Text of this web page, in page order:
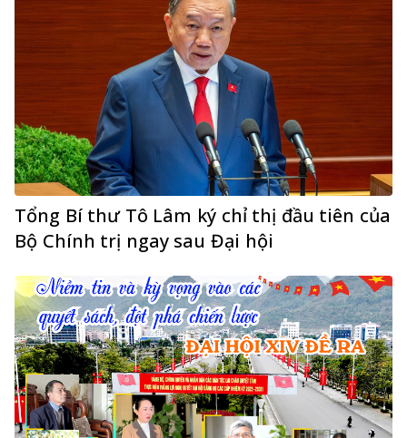
Tổng Bí thư Tô Lâm ký chỉ thị đầu tiên của
Bộ Chính trị ngay sau Đại hội